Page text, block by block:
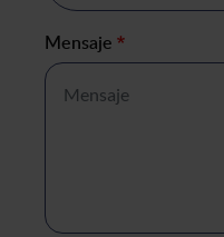
Mensaje *